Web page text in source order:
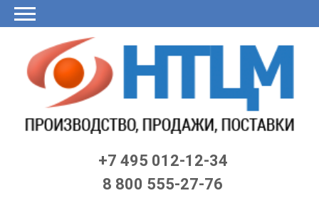
Главная
О
Продукция
Заявка
лайн
Калькулятор
LME
ЦБ
Статьи
Договор
Контакты
Черный
список
+7 495 012-12-34
8 800 555-27-76